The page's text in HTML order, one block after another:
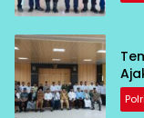
Polri